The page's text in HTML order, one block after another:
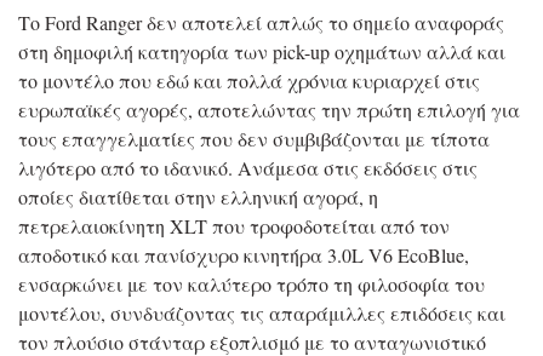
Το Ford Ranger δεν αποτελεί απλώς το σημείο αναφοράς
στη δημοφιλή κατηγορία των pick-up οχημάτων αλλά και
το μοντέλο που εδώ και πολλά χρόνια κυριαρχεί στις
ευρωπαϊκές αγορές, αποτελώντας την πρώτη επιλογή για
τους επαγγελματίες που δεν συμβιβάζονται με τίποτα
λιγότερο από το ιδανικό. Ανάμεσα στις εκδόσεις στις
οποίες διατίθεται στην ελληνική αγορά, η
πετρελαιοκίνητη XLT που τροφοδοτείται από τον
αποδοτικό και πανίσχυρο κινητήρα 3.0L V6 EcoBlue,
ενσαρκώνει με τον καλύτερο τρόπο τη φιλοσοφία του
μοντέλου, συνδυάζοντας τις απαράμιλλες επιδόσεις και
τον πλούσιο στάνταρ εξοπλισμό με το ανταγωνιστικό